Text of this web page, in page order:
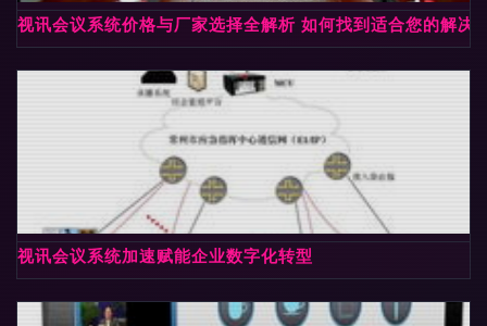
视讯会议系统价格与厂家选择全解析 如何找到适合您的解决
视讯会议系统加速赋能企业数字化转型